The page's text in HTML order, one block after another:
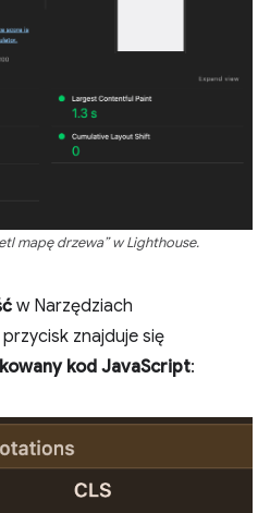
mapę drzewa” w Lighthouse.
w Narzędziach
znajduje się
kod JavaScript: